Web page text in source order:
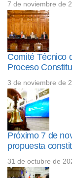
7 de noviembre de
Comité Técnico
Proceso
3 de noviembre de
Próximo 7 de
propuesta
31 de octubre de